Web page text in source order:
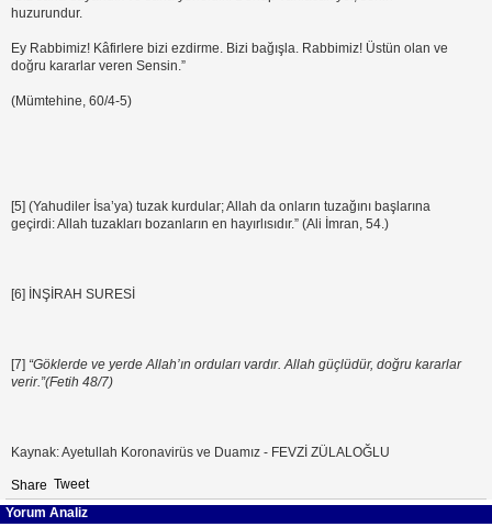
huzurundur.
Ey Rabbimiz! Kâfirlere bizi ezdirme. Bizi bağışla. Rabbimiz! Üstün olan ve
doğru kararlar veren Sensin.”
(Mümtehine, 60/4-5)
[5] (Yahudiler İsa’ya) tuzak kurdular; Allah da onların tuzağını başlarına
geçirdi: Allah tuzakları bozanların en hayırlısıdır.” (Ali İmran, 54.)
[6] İNŞİRAH SURESİ
[7] “Göklerde ve yerde Allah’ın orduları vardır. Allah güçlüdür, doğru kararlar
verir.”(Fetih 48/7)
Kaynak: Ayetullah Koronavirüs ve Duamız - FEVZİ ZÜLALOĞLU
Share Tweet
Yorum Analiz